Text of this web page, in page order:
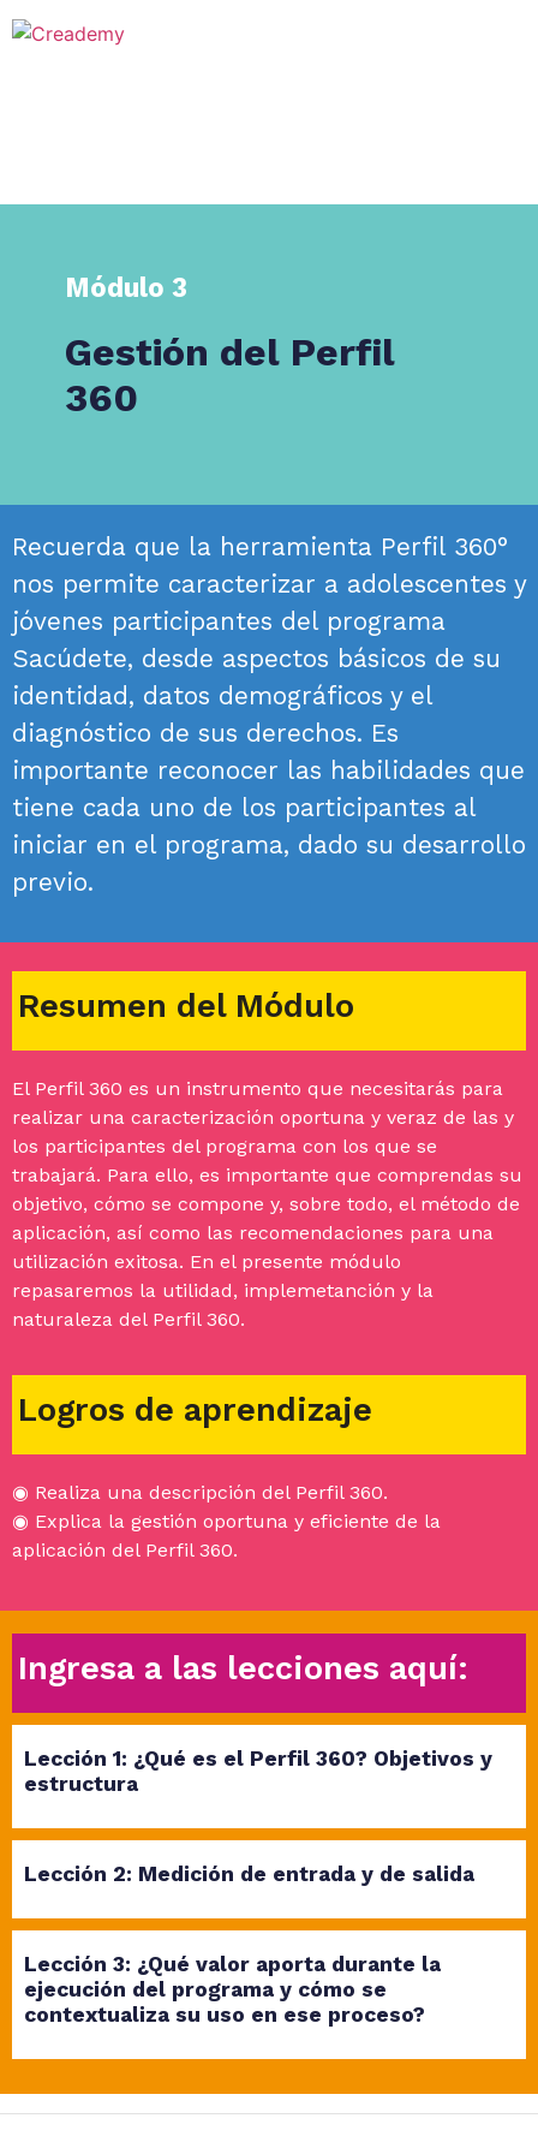
Módulo 3
Gestión del Perfil
360
Recuerda que la herramienta Perfil 360°
nos permite caracterizar a adolescentes y
jóvenes participantes del programa
Sacúdete, desde aspectos básicos de su
identidad, datos demográficos y el
diagnóstico de sus derechos. Es
importante reconocer las habilidades que
tiene cada uno de los participantes al
iniciar en el programa, dado su desarrollo
previo.
Resumen del Módulo
El Perfil 360 es un instrumento que necesitarás para
realizar una caracterización oportuna y veraz de las y
los participantes del programa con los que se
trabajará. Para ello, es importante que comprendas su
objetivo, cómo se compone y, sobre todo, el método de
aplicación, así como las recomendaciones para una
utilización exitosa. En el presente módulo
repasaremos la utilidad, implemetanción y la
naturaleza del Perfil 360.
Logros de aprendizaje
◉ Realiza una descripción del Perfil 360.
◉ Explica la gestión oportuna y eficiente de la
aplicación del Perfil 360.
Ingresa a las lecciones aquí:
Lección 1: ¿Qué es el Perfil 360? Objetivos y
estructura
Lección 2: Medición de entrada y de salida
Lección 3: ¿Qué valor aporta durante la
ejecución del programa y cómo se
contextualiza su uso en ese proceso?